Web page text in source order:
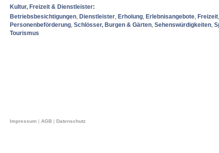
Kultur, Freizeit & Dienstleister:
Betriebsbesichtigungen, Dienstleister, Erholung, Erlebnisangebote, Freizeit
Personenbeförderung, Schlösser, Burgen & Gärten, Sehenswürdigkeiten,
Tourismus
Impressum AGB Datenschutz